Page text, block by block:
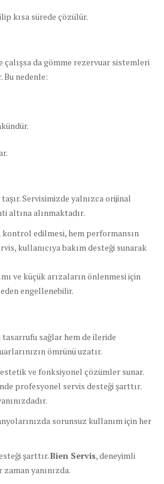
kısa sürede çözülür.
çalışsa da gömme rezervuar sistemleri
Bu nedenle:
Servisimizde yalnızca orijinal
altına alınmaktadır.
edilmesi, hem performansın
kullanıcıya bakım desteği sunarak
ve küçük arızaların önlenmesi için
engellenebilir.
sağlar hem de ileride
ömrünü uzatır.
ve fonksiyonel çözümler sunar.
profesyonel servis desteği şarttır.
sorunsuz kullanım için her
şarttır.Bien Servis, deneyimli
yanınızda.